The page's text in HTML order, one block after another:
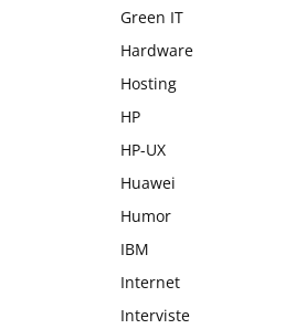
Green IT
Hardware
Hosting
HP
HP-UX
Huawei
Humor
IBM
Internet
Interviste